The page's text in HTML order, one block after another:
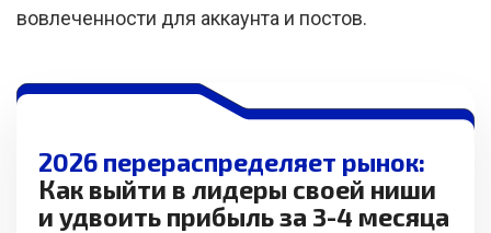
вовлеченности для аккаунта и постов.
2026 перераспределяет рынок:
Как выйти в лидеры своей ниши
и удвоить прибыль за 3-4 месяца